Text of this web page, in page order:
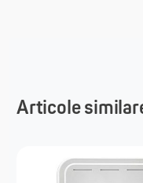
Articole